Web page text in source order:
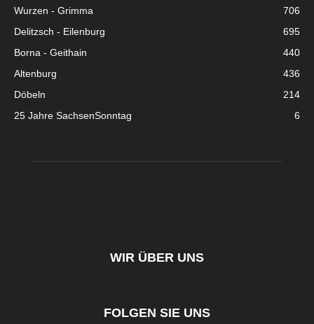
Wurzen - Grimma
706
Delitzsch - Eilenburg
695
Borna - Geithain
440
Altenburg
436
Döbeln
214
25 Jahre SachsenSonntag
6
WIR ÜBER UNS
FOLGEN SIE UNS